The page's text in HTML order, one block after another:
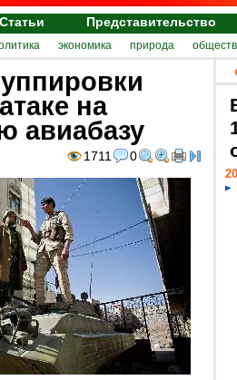
Статьи Представительство
экономика природа
на
авиабазу
1711 0